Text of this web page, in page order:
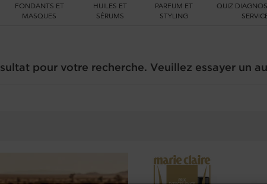
FONDANTS ET
MASQUES
HUILES ET
SÉRUMS
PARFUM ET
STYLING
QUIZ
pour votre recherche. Veuillez essayer un